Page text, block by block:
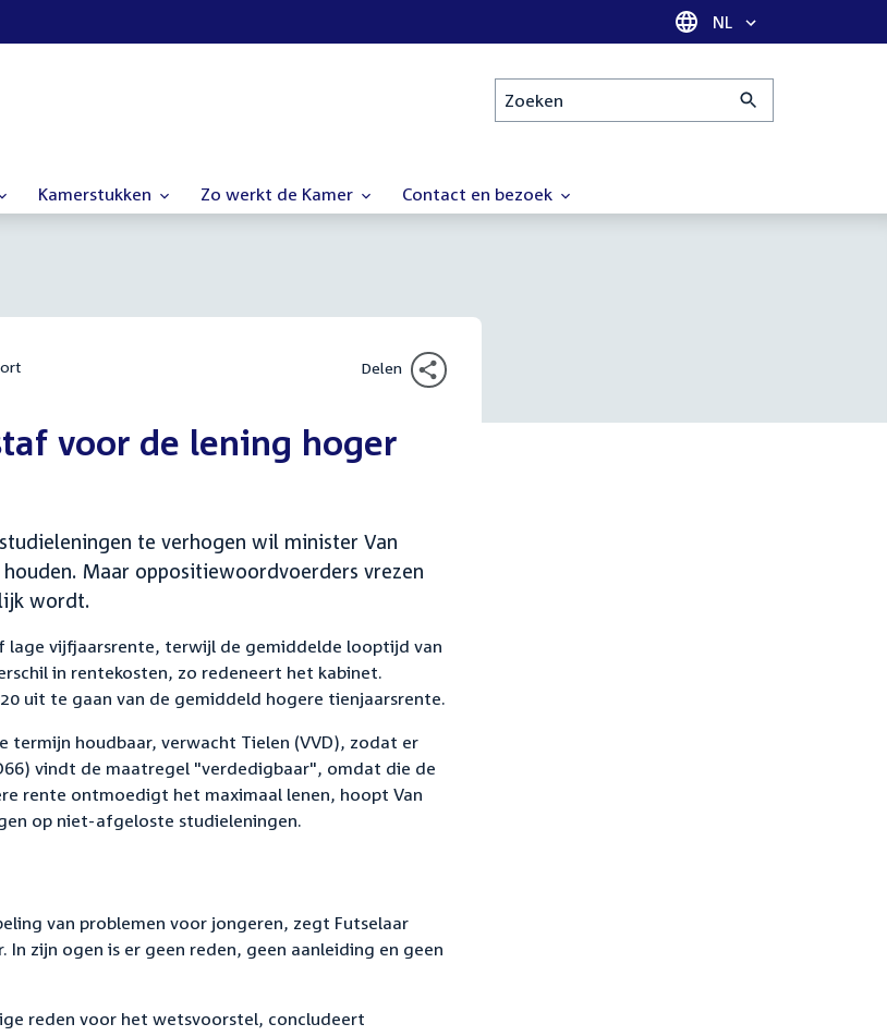
Taal selectie
NL
Zoeken
Kamerstukken Zo werkt de Kamer Contact en bezoek
Delen
voor de lening hoger
te verhogen wil minister Van
Maar oppositiewoordvoerders vrezen
wordt.
lage vijfjaarsrente, terwijl de gemiddelde looptijd van
in rentekosten, zo redeneert het kabinet.
uit te gaan van de gemiddeld hogere tienjaarsrente.
houdbaar, verwacht Tielen (VVD), zodat er
vindt de maatregel "verdedigbaar", omdat die de
rente ontmoedigt het maximaal lenen, hoopt Van
op niet-afgeloste studieleningen.
van problemen voor jongeren, zegt Futselaar
zijn ogen is er geen reden, geen aanleiding en geen
reden voor het wetsvoorstel, concludeert